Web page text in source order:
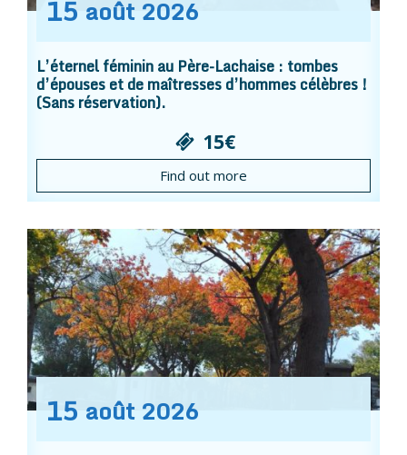
15 août 2026
L’éternel féminin au Père-Lachaise : tombes
d’épouses et de maîtresses d’hommes célèbres !
(Sans réservation).
15€
Find out more
15 août 2026